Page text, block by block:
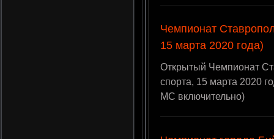
Чемпионат
15 марта 2020 года)
Открытый Чемпионат
спорта, 15 марта 2020
МС включительно)